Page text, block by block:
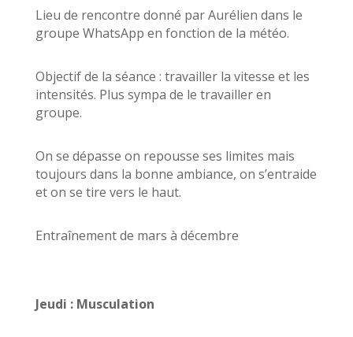
Lieu de rencontre donné par Aurélien dans le
groupe WhatsApp en fonction de la météo.
Objectif de la séance : travailler la vitesse et les
intensités. Plus sympa de le travailler en
groupe.
On se dépasse on repousse ses limites mais
toujours dans la bonne ambiance, on s’entraide
et on se tire vers le haut.
Entraînement de mars à décembre
Jeudi : Musculation